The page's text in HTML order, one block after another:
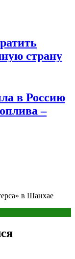
страну
в Россию
–
в Шанхае